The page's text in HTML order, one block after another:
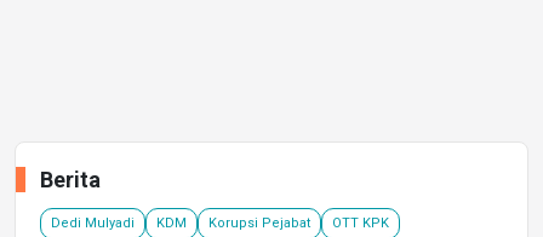
Berita
Dedi Mulyadi KDM Korupsi Pejabat OTT KPK